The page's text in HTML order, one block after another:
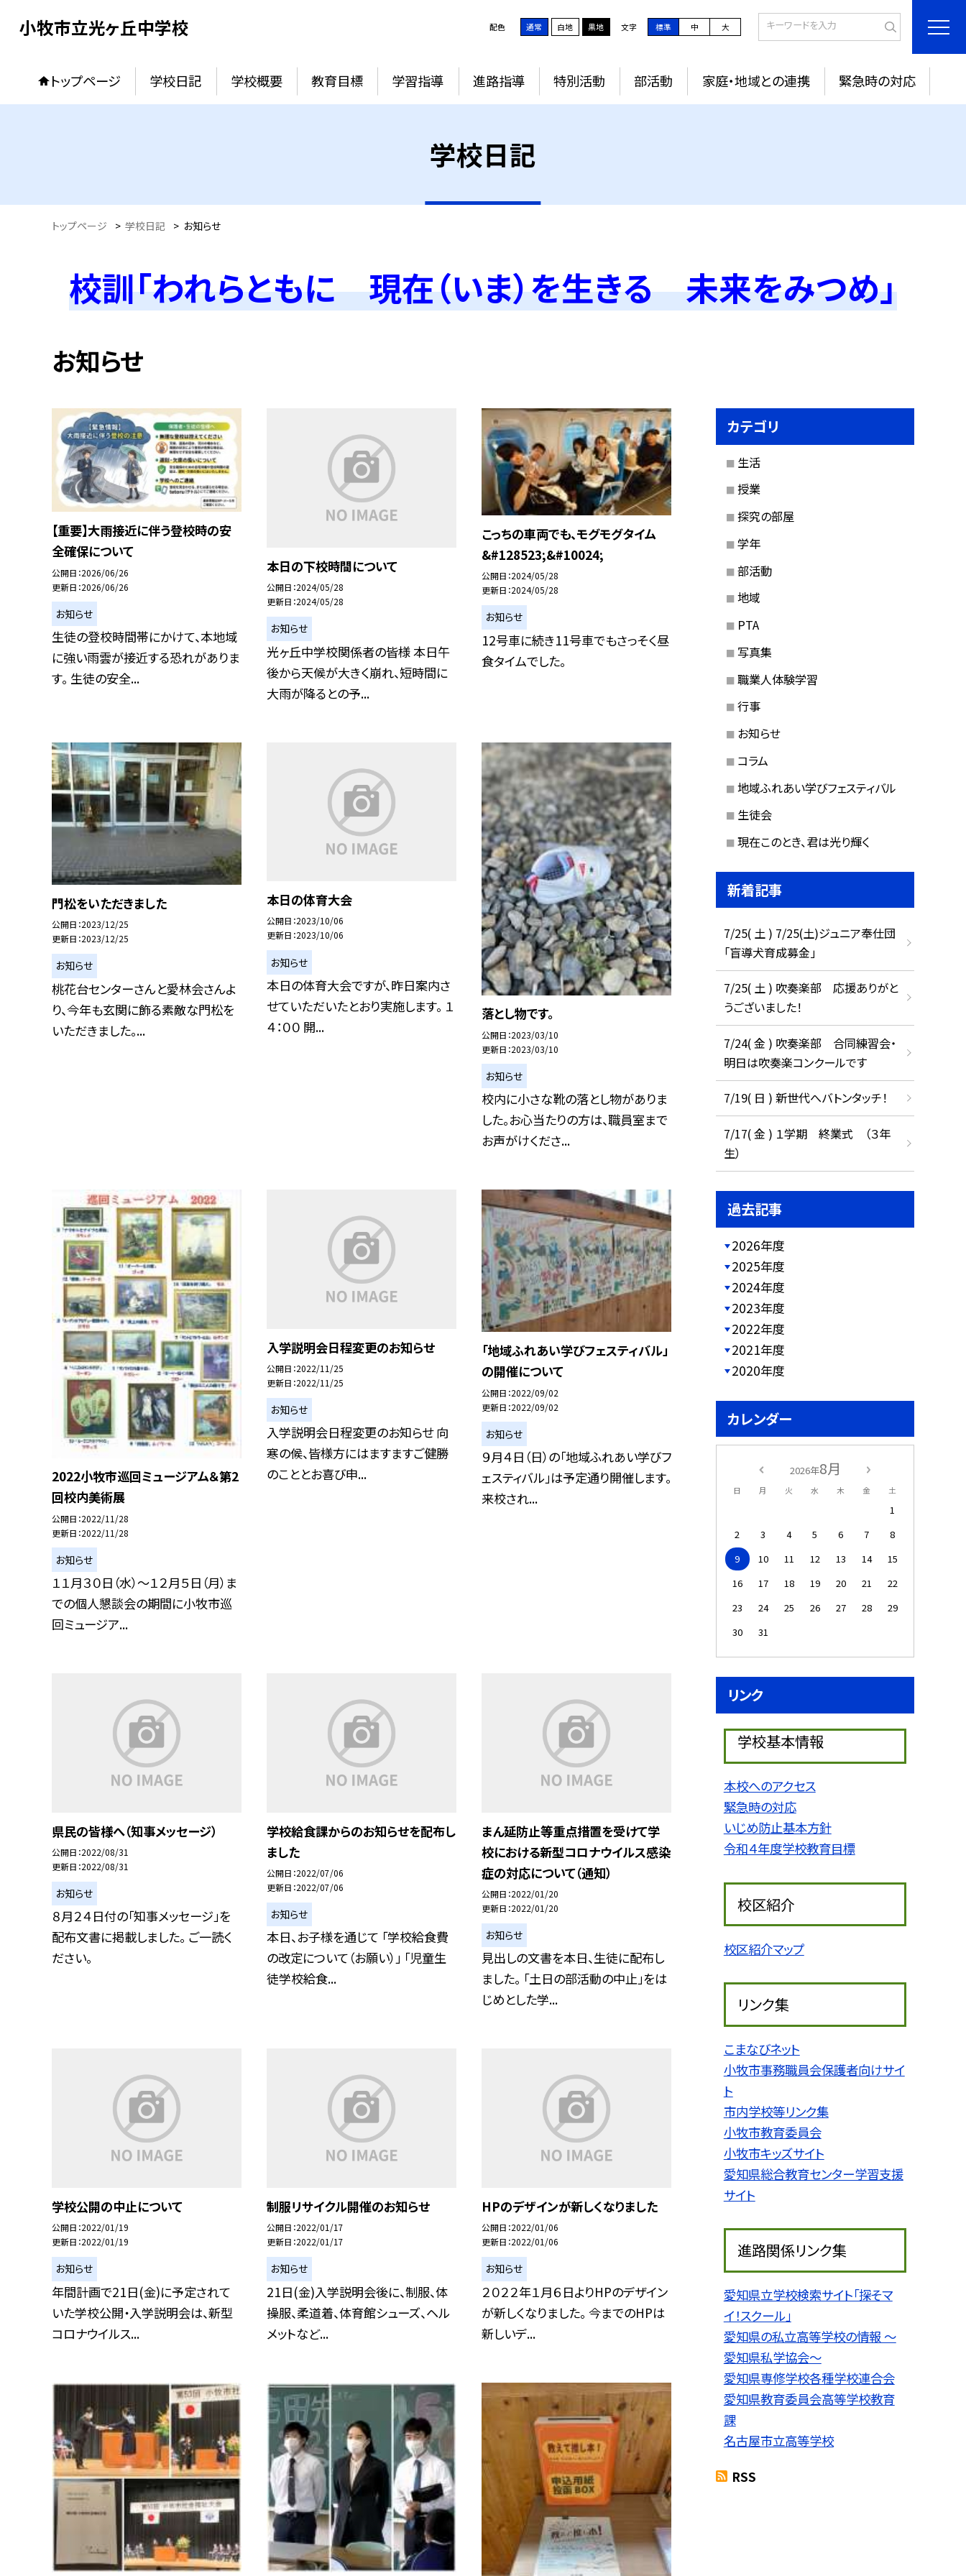
小牧市立光ヶ丘中学校 配色 通常 白地 黒地 文字 標準 中 大
トップページ 学校日記 学校概要 教育目標 学習指導 進路指導 特別活動 部活動 家庭・地域との連携 緊急時の対応
学校日記
トップページ > 学校日記 > お知らせ
校訓「われらともに 現在（いま）を生きる 未来をみつめ」
お知らせ
【重要】大雨接近に伴う登校時の安
全確保について
公開日 2026/06/26
更新日 2026/06/26
お知らせ
生徒の登校時間帯にかけて、本地域
に強い雨雲が接近する恐れがありま
す。 生徒の安全...
本日の下校時間について
公開日 2024/05/28
更新日 2024/05/28
お知らせ
光ヶ丘中学校関係者の皆様 本日午
後から天候が大きく崩れ、短時間に
大雨が降るとの予...
こっちの車両でも、モグモグタイム
&#128523;&#10024;
公開日 2024/05/28
更新日 2024/05/28
お知らせ
12号車に続き11号車でもさっそく昼
食タイムでした。
門松をいただきました
公開日 2023/12/25
更新日 2023/12/25
お知らせ
桃花台センターさんと愛林会さんよ
り、今年も玄関に飾る素敵な門松を
いただきました。...
本日の体育大会
公開日 2023/10/06
更新日 2023/10/06
お知らせ
本日の体育大会ですが、昨日案内さ
せていただいたとおり実施します。 １
４：００ 開...
落とし物です。
公開日 2023/03/10
更新日 2023/03/10
お知らせ
校内に小さな靴の落とし物がありま
した。お心当たりの方は、職員室まで
お声がけくださ...
2022小牧市巡回ミュージアム＆第2
回校内美術展
公開日 2022/11/28
更新日 2022/11/28
お知らせ
１１月３０日（水）〜１２月５日（月）ま
での個人懇談会の期間に小牧市巡
回ミュージア...
入学説明会日程変更のお知らせ
公開日 2022/11/25
更新日 2022/11/25
お知らせ
入学説明会日程変更のお知らせ 向
寒の候、皆様方にはますますご健勝
のこととお喜び申...
「地域ふれあい学びフェスティバル」
の開催について
公開日 2022/09/02
更新日 2022/09/02
お知らせ
９月４日（日）の「地域ふれあい学びフ
ェスティバル」は予定通り開催します。
来校され...
県民の皆様へ（知事メッセージ）
公開日 2022/08/31
更新日 2022/08/31
お知らせ
８月２４日付の「知事メッセージ」を
配布文書に掲載しました。 ご一読く
ださい。
学校給食課からのお知らせを配布し
ました
公開日 2022/07/06
更新日 2022/07/06
お知らせ
本日、お子様を通じて 「学校給食費
の改定について（お願い）」 「児童生
徒学校給食...
まん延防止等重点措置を受けて学
校における新型コロナウイルス感染
症の対応について（通知）
公開日 2022/01/20
更新日 2022/01/20
お知らせ
見出しの文書を本日、生徒に配布し
ました。 「土日の部活動の中止」をは
じめとした学...
学校公開の中止について
公開日 2022/01/19
更新日 2022/01/19
お知らせ
年間計画で21日(金)に予定されて
いた学校公開・入学説明会は、新型
コロナウイルス...
制服リサイクル開催のお知らせ
公開日 2022/01/17
更新日 2022/01/17
お知らせ
21日(金)入学説明会後に、制服、体
操服、柔道着、体育館シューズ、ヘル
メットなど...
HPのデザインが新しくなりました
公開日 2022/01/06
更新日 2022/01/06
お知らせ
２０２２年１月６日よりHPのデザイン
が新しくなりました。 今までのHPは
新しいデ...
カテゴリ
生活
授業
探究の部屋
学年
部活動
地域
PTA
写真集
職業人体験学習
行事
お知らせ
コラム
地域ふれあい学びフェスティバル
生徒会
現在このとき、君は光り輝く
新着記事
7/25( 土 ) 7/25(土)ジュニア奉仕団
「盲導犬育成募金」
7/25( 土 ) 吹奏楽部 応援ありがと
うございました！
7/24( 金 ) 吹奏楽部 合同練習会・
明日は吹奏楽コンクールです
7/19( 日 ) 新世代へバトンタッチ！
7/17( 金 ) １学期 終業式 （３年
生）
過去記事
2026年度
2025年度
2024年度
2023年度
2022年度
2021年度
2020年度
カレンダー
2026年8月
日 月 火 水 木 金 土
1
2
3 4 5 6 7
8
9
10 11 12 13 14
15
16
17 18 19 20 21
22
23
24 25 26 27 28
29
30
31
リンク
学校基本情報
本校へのアクセス
緊急時の対応
いじめ防止基本方針
令和４年度学校教育目標
校区紹介
校区紹介マップ
リンク集
こまなびネット
小牧市事務職員会保護者向けサイ
ト
市内学校等リンク集
小牧市教育委員会
小牧市キッズサイト
愛知県総合教育センター学習支援
サイト
進路関係リンク集
愛知県立学校検索サイト「探そマ
イ！スクール」
愛知県の私立高等学校の情報 〜
愛知県私学協会〜
愛知県専修学校各種学校連合会
愛知県教育委員会高等学校教育
課
名古屋市立高等学校
RSS